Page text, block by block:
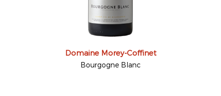
Domaine Morey-Coffinet
Bourgogne Blanc